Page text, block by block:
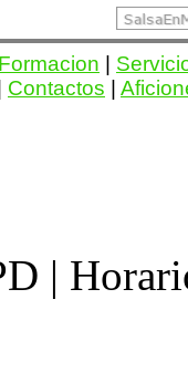
Formacion
Contactos
|